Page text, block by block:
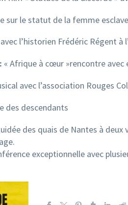
sur le statut de la femme
l’historien Frédéric Régent
« Afrique à cœur »rencontre avec
avec l’association Rouges
des descendants
des quais de Nantes à
exceptionnelle avec